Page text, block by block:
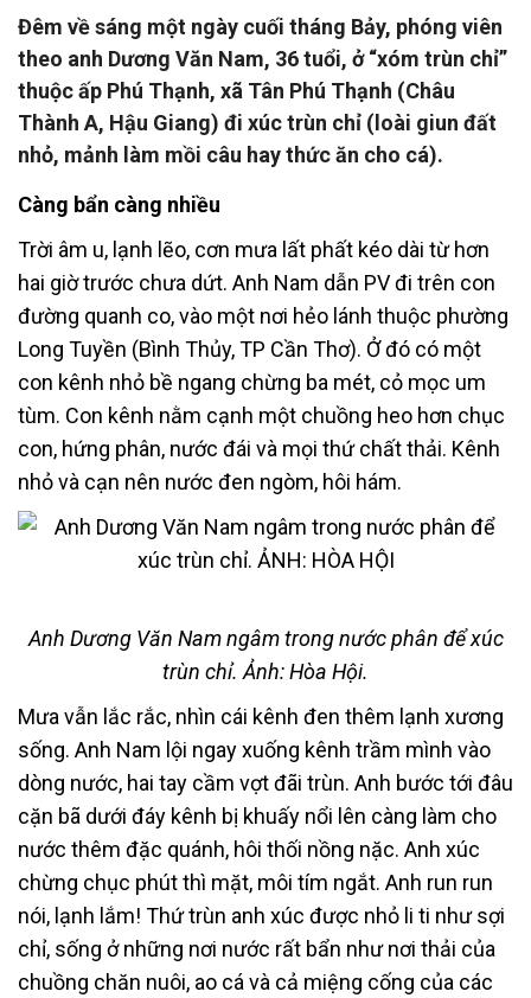
Đêm về sáng một ngày cuối tháng Bảy, phóng viên
theo anh Dương Văn Nam, 36 tuổi, ở “xóm trùn chỉ”
thuộc ấp Phú Thạnh, xã Tân Phú Thạnh (Châu
Thành A, Hậu Giang) đi xúc trùn chỉ (loài giun đất
nhỏ, mảnh làm mồi câu hay thức ăn cho cá).
Càng bẩn càng nhiều
Trời âm u, lạnh lẽo, cơn mưa lất phất kéo dài từ hơn
hai giờ trước chưa dứt. Anh Nam dẫn PVđi trên con
đường quanh co, vào một nơi hẻo lánh thuộc phường
Long Tuyền (Bình Thủy, TP Cần Thơ). Ở đó có một
con kênh nhỏ bề ngang chừng ba mét, cỏ mọc um
tùm. Con kênh nằm cạnh một chuồng heo hơn chục
con, hứng phân, nước đái và mọi thứ chất thải. Kênh
nhỏ và cạn nên nước đen ngòm, hôi hám.
Anh Dương Văn Nam ngâm trong nước phân để xúc
trùn chỉ. Ảnh: Hòa Hội.
Mưa vẫn lắc rắc, nhìn cái kênh đen thêm lạnh xương
sống. Anh Nam lội ngay xuống kênh trầm mình vào
dòng nước, hai tay cầm vợt đãi trùn. Anh bước tới đâu
cặn bã dưới đáy kênh bị khuấy nổi lên càng làm cho
nước thêm đặc quánh, hôi thối nồng nặc. Anh xúc
chừng chục phút thì mặt, môi tím ngắt. Anh run run
nói, lạnh lắm! Thứ trùn anh xúc được nhỏ li ti như sợi
chỉ, sống ở những nơi nước rất bẩn như nơi thải của
chuồng chăn nuôi, ao cá và cả miệng cống của các